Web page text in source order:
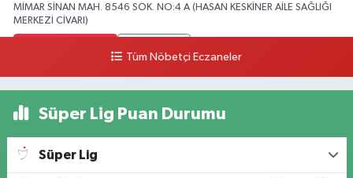
MİMAR SİNAN MAH. 8546 SOK. NO:4 A (HASAN KESKİNER AİLE SAĞLIĞI
MERKEZİ CİVARI)
Tüm Nöbetçi Eczaneler
Süper Lig Puan Durumu
Süper Lig